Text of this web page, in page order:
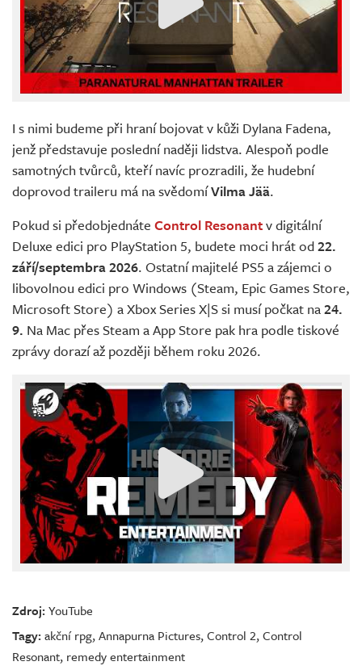
I s nimi budeme při hraní bojovat v kůži Dylana Fadena,
jenž představuje poslední naději lidstva. Alespoň podle
samotných tvůrců, kteří navíc prozradili, že hudební
doprovod traileru má na svědomíVilma Jää.
Pokud si předobjednáte Control Resonantv digitální
Deluxe edici pro PlayStation 5, budete moci hrát od22.
září/septembra 2026. Ostatní majitelé PS5 a zájemci o
libovolnou edici pro Windows (Steam, Epic Games Store,
Microsoft Store) a Xbox Series X|S si musí počkat na24.
9. Na Mac přes Steam a App Store pak hra podle tiskové
zprávy dorazí až později během roku 2026.
Zdroj:YouTube
Tagy:akční rpg,Annapurna Pictures,Control 2,Control
Resonant, remedy entertainment